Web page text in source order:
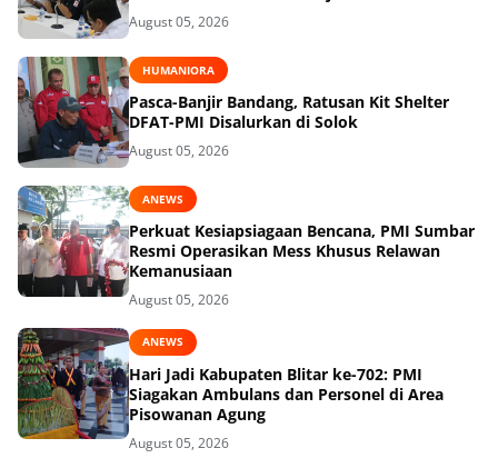
August 05, 2026
HUMANIORA
Pasca-Banjir Bandang, Ratusan Kit Shelter
DFAT-PMI Disalurkan di Solok
August 05, 2026
ANEWS
Perkuat Kesiapsiagaan Bencana, PMI Sumbar
Resmi Operasikan Mess Khusus Relawan
Kemanusiaan
August 05, 2026
ANEWS
Hari Jadi Kabupaten Blitar ke-702: PMI
Siagakan Ambulans dan Personel di Area
Pisowanan Agung
August 05, 2026